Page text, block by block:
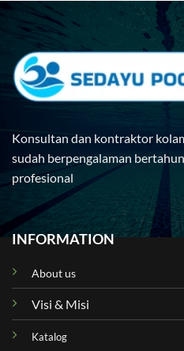
Konsultan dan kontraktor
sudah berpengalaman
profesional
INFORMATION
About us
Visi & Misi
Katalog